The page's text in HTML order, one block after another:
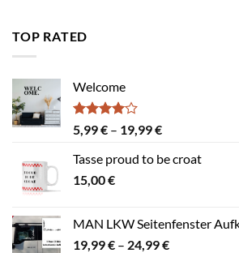
TOP RATED
Welcome
Bewertet
mit
von 5
5,99€ – 19,99€Preisspanne:
bis
Tasse proud to be croat
15,00€
MAN LKW Seitenfenster
19,99€ – 24,99€Preisspanne: